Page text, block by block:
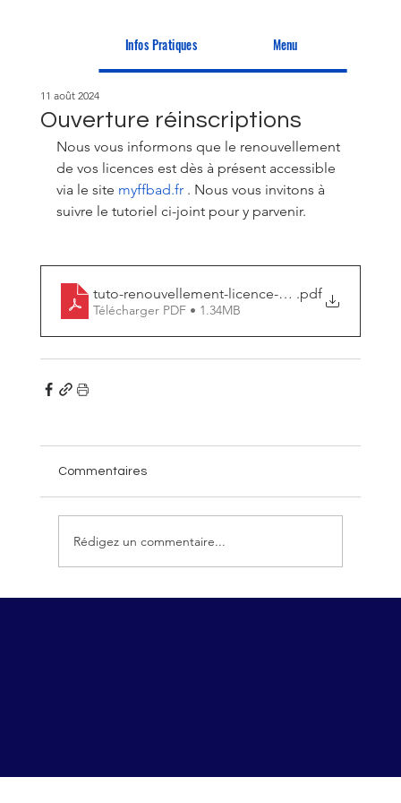
Infos Pratiques Menu
Ouverture réinscriptions
11 août 2024
Nous vous informons que le renouvellement
de vos licences est dès à présent accessible
via le site myffbad.fr . Nous vous invitons à
suivre le tutoriel ci-joint pour y parvenir.
tuto-renouvellement-licence-6488b9818c72b
.pdf
Télécharger PDF • 1.34MB
Commentaires
Rédigez un commentaire...